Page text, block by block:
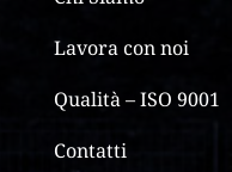
Lavora con noi
Qualità – ISO 9001
Contatti